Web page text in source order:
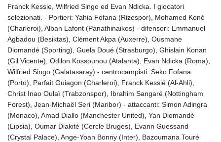
Franck Kessie, Wilfried Singo ed Evan Ndicka. I giocatori
selezionati. - Portieri: Yahia Fofana (Rizespor), Mohamed Koné
(Charleroi), Alban Lafont (Panathinaikos) - difensori: Emmanuel
Agbadou (Besiktas), Clément Akpa (Auxerre), Ousmane
Diomandé (Sporting), Guela Doué (Strasburgo), Ghislain Konan
(Gil Vicente), Odilon Kossounou (Atalanta), Evan Ndicka (Roma),
Wilfried Singo (Galatasaray) - centrocampisti: Seko Fofana
(Porto), Parfait Guiagon (Charleroi), Franck Kessié (Al-Ahli),
Christ Inao Oulaï (Trabzonspor), Ibrahim Sangaré (Nottingham
Forest), Jean-Michaël Seri (Maribor) - attaccanti: Simon Adingra
(Monaco), Amad Diallo (Manchester United), Yan Diomandé
(Lipsia), Oumar Diakité (Cercle Bruges), Evann Guessand
(Crystal Palace), Ange-Yoan Bonny (Inter), Bazoumana Touré